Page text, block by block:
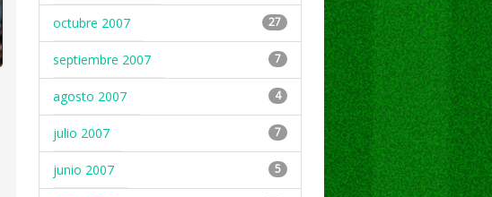
octubre 2007 27
septiembre 2007 7
agosto 2007 4
julio 2007 7
junio 2007 5